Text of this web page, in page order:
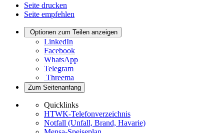
Seite drucken
Seite empfehlen
Optionen zum Teilen anzeigen
LinkedIn
Facebook
WhatsApp
Telegram
Threema
Zum Seitenanfang
Quicklinks
HTWK-Telefonverzeichnis
Notfall (Unfall, Brand, Havarie)